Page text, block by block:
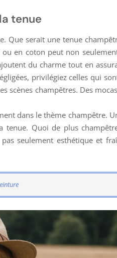
tenue
Que serait une tenue
ou en coton peut non
du charme tout en
privilégiez celles qui
scènes champêtres. Des
dans le thème champêtre.
Quoi de plus
seulement esthétique et